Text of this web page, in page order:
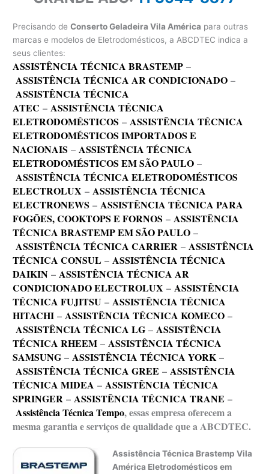
Precisando deConserto Geladeira Vila América para outras
marcas e modelos de Eletrodomésticos, a ABCDTEC indica a
seus clientes:
ASSISTÊNCIA TÉCNICA BRASTEMP –
ASSISTÊNCIA TÉCNICA AR CONDICIONADO –
ASSISTÊNCIA TÉCNICA
ATEC –ASSISTÊNCIA TÉCNICA
ELETRODOMÉSTICOS –ASSISTÊNCIA TÉCNICA
ELETRODOMÉSTICOS IMPORTADOS E
NACIONAIS –ASSISTÊNCIA TÉCNICA
ELETRODOMÉSTICOS EM SÃO PAULO –
ASSISTÊNCIA TÉCNICA ELETRODOMÉSTICOS
ELECTROLUX –ASSISTÊNCIA TÉCNICA
ELECTRONEWS –ASSISTÊNCIA TÉCNICA PARA
FOGÕES, COOKTOPS E FORNOS –ASSISTÊNCIA
TÉCNICA BRASTEMP EM SÃO PAULO –
ASSISTÊNCIA TÉCNICA CARRIER –ASSISTÊNCIA
TÉCNICA CONSUL –ASSISTÊNCIA TÉCNICA
DAIKIN –ASSISTÊNCIA TÉCNICA AR
CONDICIONADO ELECTROLUX –ASSISTÊNCIA
TÉCNICA FUJITSU –ASSISTÊNCIA TÉCNICA
HITACHI –ASSISTÊNCIA TÉCNICA KOMECO –
ASSISTÊNCIA TÉCNICA LG –ASSISTÊNCIA
TÉCNICA RHEEM –ASSISTÊNCIA TÉCNICA
SAMSUNG –ASSISTÊNCIA TÉCNICA YORK–
ASSISTÊNCIA TÉCNICA GREE –ASSISTÊNCIA
TÉCNICA MIDEA –ASSISTÊNCIA TÉCNICA
SPRINGER –ASSISTÊNCIA TÉCNICA TRANE –
Assistência Técnica Tempo, essas empresa oferecem a
mesma garantia e serviços de qualidade que a ABCDTEC.
Assistência Técnica Brastemp Vila
América Eletrodomésticos em